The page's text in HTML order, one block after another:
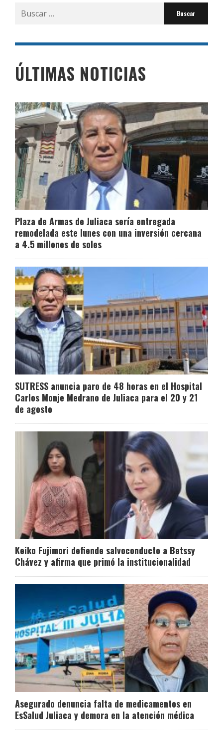
Buscar
por:
ÚLTIMAS NOTICIAS
Plaza de Armas de Juliaca sería entregada
remodelada este lunes con una inversión cercana
a 4.5 millones de soles
SUTRESS anuncia paro de 48 horas en el Hospital
Carlos Monje Medrano de Juliaca para el 20 y 21
de agosto
Keiko Fujimori defiende salvoconducto a Betssy
Chávez y afirma que primó la institucionalidad
Asegurado denuncia falta de medicamentos en
EsSalud Juliaca y demora en la atención médica